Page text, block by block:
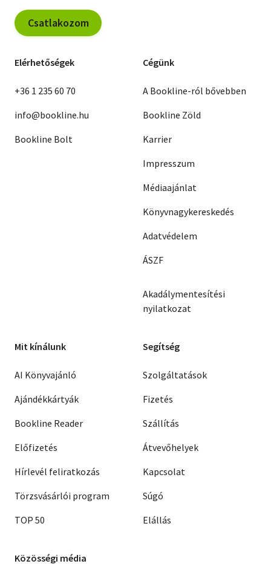
Csatlakozom
Elérhetőségek
+36 1 235 60 70
info@bookline.hu
Bookline Bolt
Cégünk
A Bookline-ról bővebben
Bookline Zöld
Karrier
Impresszum
Médiaajánlat
Könyvnagykereskedés
Adatvédelem
ÁSZF
Akadálymentesítési
nyilatkozat
Mit kínálunk
AI Könyvajánló
Ajándékkártyák
Bookline Reader
Előfizetés
Hírlevél feliratkozás
Törzsvásárlói program
TOP 50
Segítség
Szolgáltatások
Fizetés
Szállítás
Átvevőhelyek
Kapcsolat
Súgó
Elállás
Közösségi média